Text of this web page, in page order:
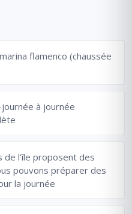
flamenco (chaussée
à journée
de l'île proposent des
pouvons préparer des
la journée